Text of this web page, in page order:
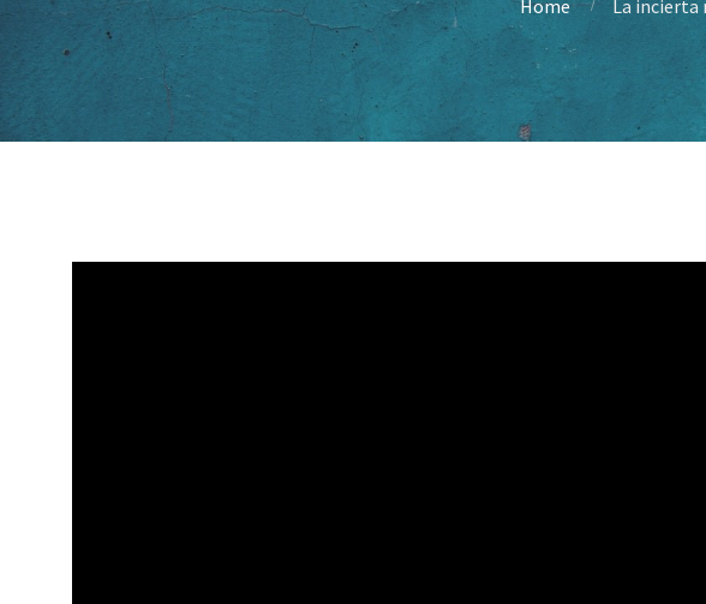
Home La incierta